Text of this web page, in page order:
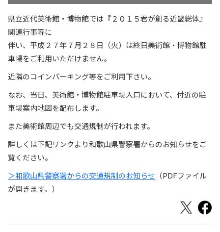
県立近代美術館・博物館では『２０１５君が創る近畿総体』
関連行事等に
伴い、平成２７年７月２８日（火）は終日美術館・博物館駐
車場をご利用いただけません。
近隣のコインパーキング等をご利用下さい。
なお、当日、美術館・博物館駐車場入口において、付近の駐
車場案内地図を配布します。
また美術館周辺でも交通規制が行われます。
詳しくは下記リンクより和歌山県警察署からのお知らせをご
覧ください。
＞和歌山県警察署からの交通規制のお知らせ （PDFファイル
が開きます。）